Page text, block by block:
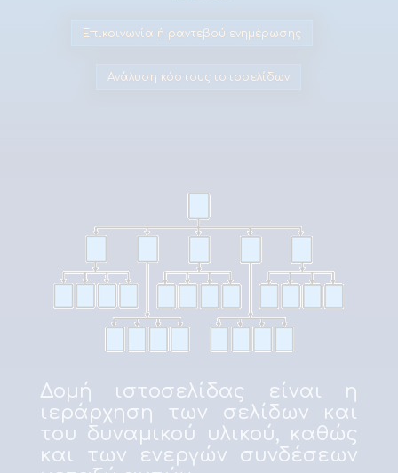
Επικοινωνία ή ραντεβού ενημέρωσης
Ανάλυση κόστους ιστοσελίδων
Δομή ιστοσελίδας είναι η
ιεράρχηση των σελίδων και
του δυναμικού υλικού, καθώς
και των ενεργών συνδέσεων